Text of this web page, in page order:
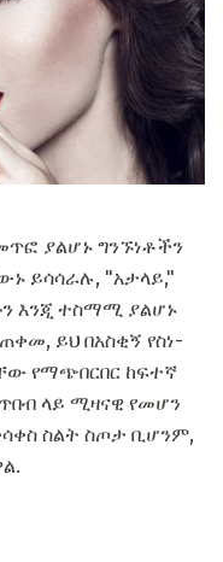
ያልሆኑ ግንኙነቶችን
ይሳሳራሉ, "አታላይ,"
እንጂ ተስማሚ ያልሆኑ
ይህ በአስቂኝ የስነ-
የማጭበርበር ከፍተኛ
ላይ ሚዛናዊ የመሆን
ስልት ስጦታ ቢሆንም,